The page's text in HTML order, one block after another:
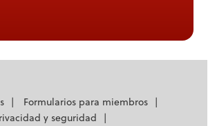
Formularios para miembros
y seguridad